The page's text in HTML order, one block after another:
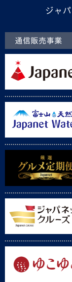
ジャ
通信販売事業